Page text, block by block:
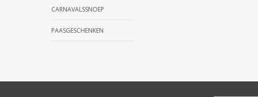
CARNAVALSSNOEP
PAASGESCHENKEN